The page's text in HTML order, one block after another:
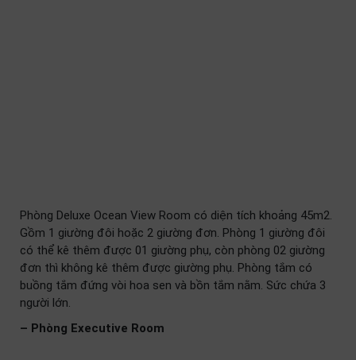
Phòng Deluxe Ocean View Room có diện tích khoảng 45m2.
Gồm 1 giường đôi hoặc 2 giường đơn. Phòng 1 giường đôi
có thể kê thêm được 01 giường phụ, còn phòng 02 giường
đơn thì không kê thêm được giường phụ. Phòng tắm có
buồng tắm đứng vòi hoa sen và bồn tắm nằm. Sức chứa 3
người lớn.
– Phòng Executive Room